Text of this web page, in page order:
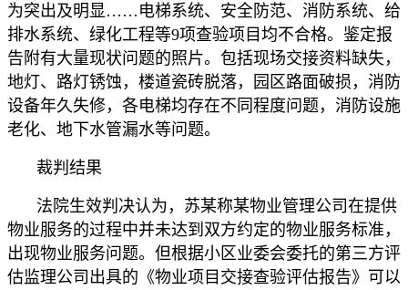
为突出及明显……电梯系统、安全防范、消防系统、给
排水系统、绿化工程等9项查验项目均不合格。鉴定报
告附有大量现状问题的照片。包括现场交接资料缺失，
地灯、路灯锈蚀，楼道瓷砖脱落，园区路面破损，消防
设备年久失修，各电梯均存在不同程度问题，消防设施
老化、地下水管漏水等问题。
裁判结果
法院生效判决认为，苏某称某物业管理公司在提供
物业服务的过程中并未达到双方约定的物业服务标准，
出现物业服务问题。但根据小区业委会委托的第三方评
估监理公司出具的《物业项目交接查验评估报告》可以